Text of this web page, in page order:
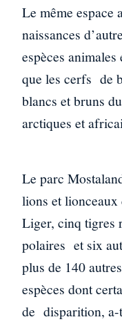
Le même espace
naissances
espèces
que les cerfs de
blancs et bruns
arctiques et
Le parc
lions et
Liger, cinq tigres
polaires et six
plus de 140
espèces dont
de disparition, a-